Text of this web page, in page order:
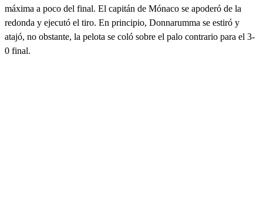
máxima a poco del final. El capitán de Mónaco se apoderó de la
redonda y ejecutó el tiro. En principio, Donnarumma se estiró y
atajó, no obstante, la pelota se coló sobre el palo contrario para el 3-
0 final.